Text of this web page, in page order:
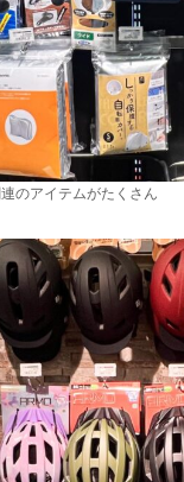
のアイテムがたくさん